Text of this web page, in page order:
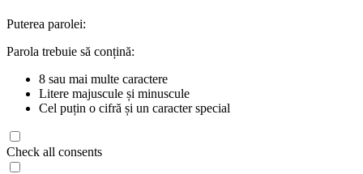
Puterea parolei:
Parola trebuie să conțină:
8 sau mai multe caractere
Litere majuscule și minuscule
Cel puțin o cifră și un caracter special
Check all consents